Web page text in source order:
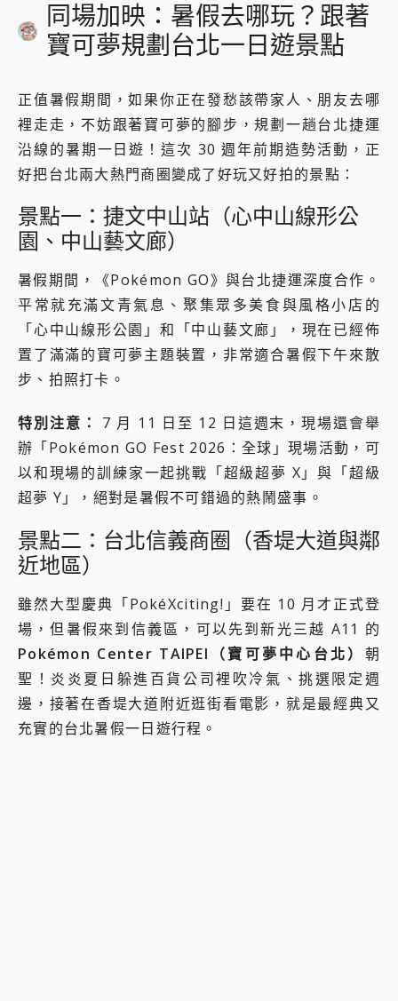
同場加映：暑假去哪玩？跟著
寶可夢規劃台北一日遊景點
正值暑假期間，如果你正在發愁該帶家人、朋友去哪
裡走走，不妨跟著寶可夢的腳步，規劃一趟台北捷運
沿線的暑期一日遊！這次 30 週年前期造勢活動，正
好把台北兩大熱門商圈變成了好玩又好拍的景點：
景點一：捷文中山站（心中山線形公
園、中山藝文廊）
暑假期間，《Pokémon GO》與台北捷運深度合作。
平常就充滿文青氣息、聚集眾多美食與風格小店的
「心中山線形公園」和「中山藝文廊」，現在已經佈
置了滿滿的寶可夢主題裝置，非常適合暑假下午來散
步、拍照打卡。
特別注意：
7 月 11 日至 12 日這週末，現場還會舉
辦「Pokémon GO Fest 2026：全球」現場活動，可
以和現場的訓練家一起挑戰「超級超夢 X」與「超級
超夢 Y」，絕對是暑假不可錯過的熱鬧盛事。
景點二：台北信義商圈（香堤大道與鄰
近地區）
雖然大型慶典「PokéXciting!」要在 10 月才正式登
場，但暑假來到信義區，可以先到新光三越 A11 的
Pokémon Center TAIPEI（寶可夢中心台北） 朝
聖！炎炎夏日躲進百貨公司裡吹冷氣、挑選限定週
邊，接著在香堤大道附近逛街看電影，就是最經典又
充實的台北暑假一日遊行程。